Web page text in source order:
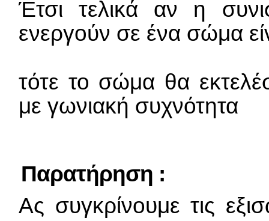
Έτσι τελικά αν η
ενεργούν σε ένα σώμα
τότε το σώμα θα
με γωνιακή συχνότητα
Παρατήρηση :
Ας συγκρίνουμε τις